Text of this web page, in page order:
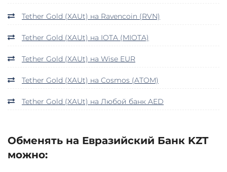
Tether Gold (XAUt) на Ravencoin (RVN)
Tether Gold (XAUt) на IOTA (MIOTA)
Tether Gold (XAUt) на Wise EUR
Tether Gold (XAUt) на Cosmos (ATOM)
Tether Gold (XAUt) на Любой банк AED
Обменять на Евразийский Банк KZT
можно: